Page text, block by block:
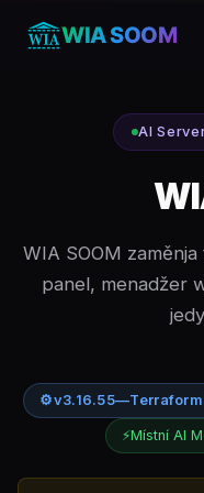
WIA SOOM
AI
WIA SOOM
panel, menadžer
⚙v3.16.55—
⚡Místní AI